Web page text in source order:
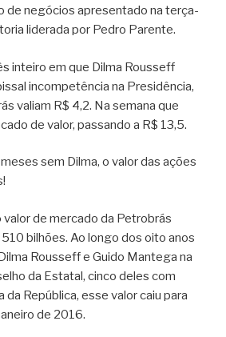
de negócios apresentado na terça-
liderada por Pedro Parente.
inteiro em que Dilma Rousseff
incompetência na Presidência,
valiam R$ 4,2. Na semana que
de valor, passando a R$ 13,5.
sem Dilma, o valor das ações
de mercado da Petrobrás
bilhões. Ao longo dos oito anos
Rousseff e Guido Mantega na
da Estatal, cinco deles com
da República, esse valor caiu para
de 2016.